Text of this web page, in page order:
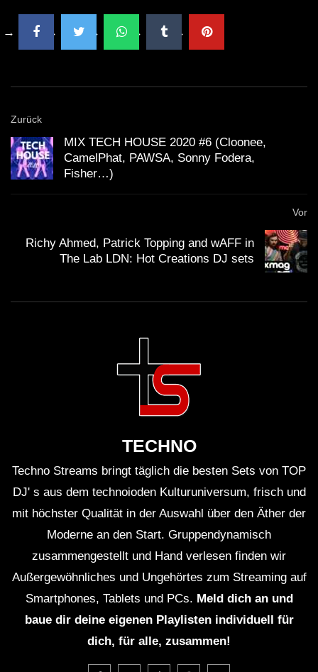
Events und Veranstaltungen bekannt und bietet
Sets.
Boiler Room ist eine bekannte Plattform für
elektronische Musik, die Livestreams von DJ-Sets
aus aller Welt anbietet und eine treue Fangemeinde
Die Kombination aus Skream und Disclosure
versprach ein außergewöhnliches musikalisches
wurde von den Gästen und Kritikern gleichermaßen
gefeiert und als musikalische Meisterleistung
Das DJ-Set im W Hotel war ein Highlight für alle
elektronischen Musikfans, die die einzigartige
Atmosphäre und die energiegeladene Performance
Die Veranstaltung wird noch lange in Erinnerung
bleiben und als ein unvergessliches Event in die
Geschichte der Londoner Clubszene eingehen.
Zurück
MIX TECH HOUSE 2020 #6 (Cloonee,
CamelPhat, PAWSA, Sonny Fodera,
Fisher…)
Vor
Richy Ahmed, Patrick Topping and wAFF in
The Lab LDN: Hot Creations DJ sets
TECHNO
Techno Streams bringt täglich die besten Sets von TOP
DJ' s aus dem technoioden Kulturuniversum, frisch und
mit höchster Qualität in der Auswahl über den Äther der
Moderne an den Start. Gruppendynamisch
zusammengestellt und Hand verlesen finden wir
Außergewöhnliches und Ungehörtes zum Streaming auf
Smartphones, Tablets und PCs. Meld dich an und
baue dir deine eigenen Playlisten individuell für
dich, für alle, zusammen!